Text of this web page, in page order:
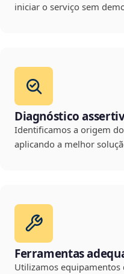
iniciar o serviço sem
Diagnóstico
Identificamos a origem
aplicando a melhor
Ferramentas
Utilizamos